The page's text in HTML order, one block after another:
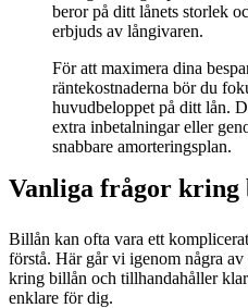
beror på ditt lånets storlek
erbjuds av långivaren.
För att maximera dina
räntekostnaderna bör du
huvudbeloppet på ditt lån.
extra inbetalningar eller
snabbare amorteringsplan.
Vanliga frågor kring
Billån kan ofta vara ett
förstå. Här går vi igenom några
kring billån och tillhandahåller
enklare för dig.